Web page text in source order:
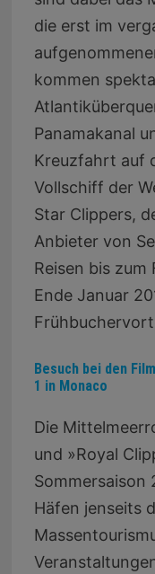
die erst im
kommen
Panamakanal
Kreuzfahrt auf
Vollschiff der
Star Clippers,
Anbieter von
Reisen bis zum
Ende Januar
Besuch bei den
1 in Monaco
Die
und »Royal
Sommersaison
Häfen jenseits